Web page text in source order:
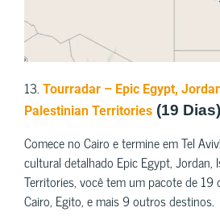
13. Tourradar – Epic Egypt,
Palestinian Territories (19 Dias)
Comece no Cairo e termine em Tel
cultural detalhado Epic Egypt, Jordan,
Territories, você tem um pacote de 19
Cairo, Egito, e mais 9 outros destinos.